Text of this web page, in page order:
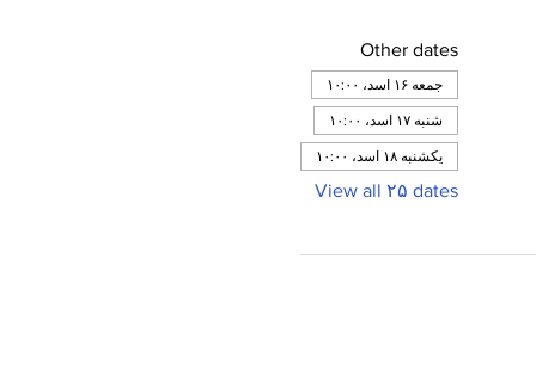
Other dates
جمعه ۱۶ اسد، ۱۰:۰۰
شنبه ۱۷ اسد، ۱۰:۰۰
یکشنبه ۱۸ اسد، ۱۰:۰۰
View all ۲۵ dates